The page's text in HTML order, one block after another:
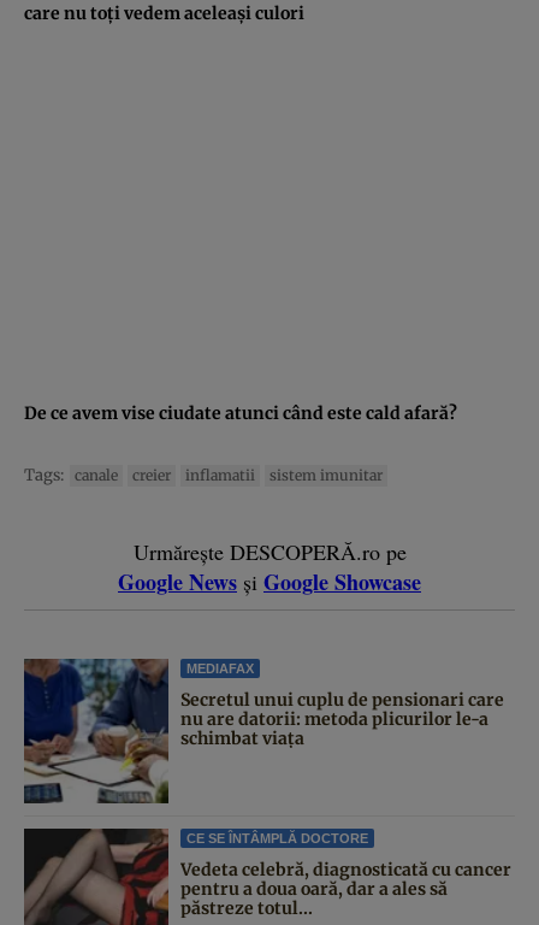
care nu toţi vedem aceleaşi culori
De ce avem vise ciudate atunci când este cald afară?
Tags: canale creier inflamatii sistem imunitar
Urmărește DESCOPERĂ.ro pe
Google News și Google Showcase
MEDIAFAX
Secretul unui cuplu de pensionari care
nu are datorii: metoda plicurilor le-a
schimbat viața
CE SE ÎNTÂMPLĂ DOCTORE
Vedeta celebră, diagnosticată cu cancer
pentru a doua oară, dar a ales să
păstreze totul...